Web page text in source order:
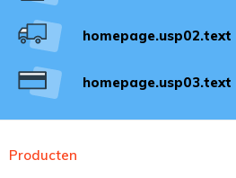
homepage.usp02.text
homepage.usp03.text
Producten